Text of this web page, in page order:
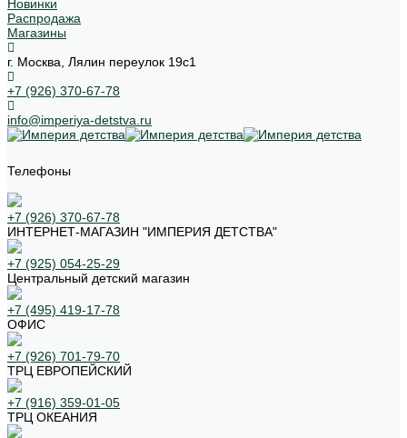
Новинки
Распродажа
Магазины
г. Москва, Лялин переулок 19с1
+7 (926) 370-67-78
info@imperiya-detstva.ru
Телефоны
+7 (926) 370-67-78
ИНТЕРНЕТ-МАГАЗИН "ИМПЕРИЯ ДЕТСТВА"
+7 (925) 054-25-29
Центральный детский магазин
+7 (495) 419-17-78
ОФИС
+7 (926) 701-79-70
ТРЦ ЕВРОПЕЙСКИЙ
+7 (916) 359-01-05
ТРЦ ОКЕАНИЯ